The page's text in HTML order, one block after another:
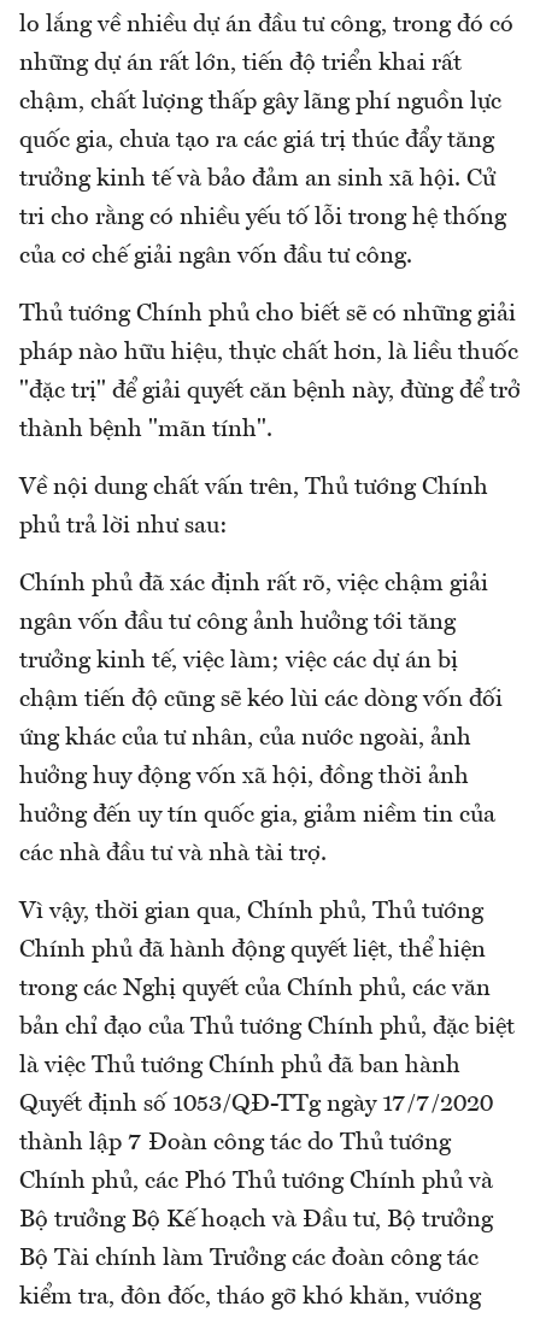
lo lắng về nhiều dự án đầu tư công, trong đó có
những dự án rất lớn, tiến độ triển khai rất
chậm, chất lượng thấp gây lãng phí nguồn lực
quốc gia, chưa tạo ra các giá trị thúc đẩy tăng
trưởng kinh tế và bảo đảm an sinh xã hội. Cử
tri cho rằng có nhiều yếu tố lỗi trong hệ thống
của cơ chế giải ngân vốn đầu tư công.
Thủ tướng Chính phủ cho biết sẽ có những giải
pháp nào hữu hiệu, thực chất hơn, là liều thuốc
"đặc trị" để giải quyết căn bệnh này, đừng để trở
thành bệnh "mãn tính".
Về nội dung chất vấn trên, Thủ tướng Chính
phủ trả lời như sau:
Chính phủ đã xác định rất rõ, việc chậm giải
ngân vốn đầu tư công ảnh hưởng tới tăng
trưởng kinh tế, việc làm; việc các dự án bị
chậm tiến độ cũng sẽ kéo lùi các dòng vốn đối
ứng khác của tư nhân, của nước ngoài, ảnh
hưởng huy động vốn xã hội, đồng thời ảnh
hưởng đến uy tín quốc gia, giảm niềm tin của
các nhà đầu tư và nhà tài trợ.
Vì vậy, thời gian qua, Chính phủ, Thủ tướng
Chính phủ đã hành động quyết liệt, thể hiện
trong các Nghị quyết của Chính phủ, các văn
bản chỉ đạo của Thủ tướng Chính phủ, đặc biệt
là việc Thủ tướng Chính phủ đã ban hành
Quyết định số 1053/QĐ-TTg ngày 17/7/2020
thành lập 7 Đoàn công tác do Thủ tướng
Chính phủ, các Phó Thủ tướng Chính phủ và
Bộ trưởng Bộ Kế hoạch và Đầu tư, Bộ trưởng
Bộ Tài chính làm Trưởng các đoàn công tác
kiểm tra, đôn đốc, tháo gỡ khó khăn, vướng